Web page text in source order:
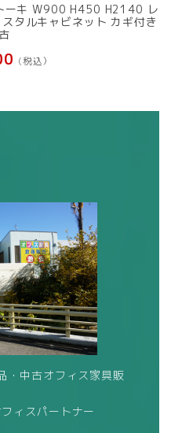
ーキ W900 H450 H2140 レ
タルキャビネット カギ付き
(税込）
・中古オフィス家具販
ィスパートナー